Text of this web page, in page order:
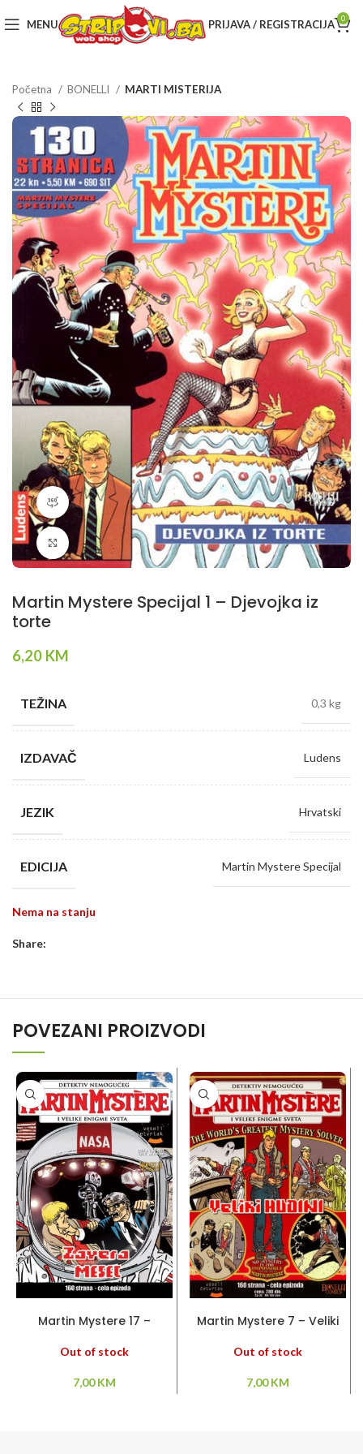
MENU PRIJAVA / REGISTRACIJA 0
Početna BONELLI MARTI MISTERIJA
360 product view
Klikni da povečaš
Martin Mystere Specijal 1 – Djevojka iz
torte
6,20 KM
TEŽINA 0,3 kg
IZDAVAČ Ludens
JEZIK Hrvatski
EDICIJA Martin Mystere Specijal
Nema na stanju
Share:
POVEZANI PROIZVODI
Martin Mystere 17 –
Out of stock
7,00KM
Martin Mystere 7 – Veliki
Out of stock
7,00KM